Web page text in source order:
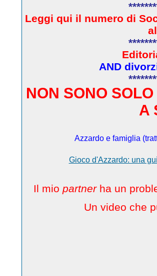
Leggi qui il numero di
AND
NON SONO
A
Azzardo e famiglia
Gioco d'Azzardo: una
Il mio partnerha un
Un video che